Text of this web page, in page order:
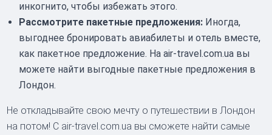
инкогнито, чтобы избежать этого.
Рассмотрите пакетные предложения: Иногда,
выгоднее бронировать авиабилеты и отель вместе,
как пакетное предложение. На air-travel.com.ua вы
можете найти выгодные пакетные предложения в
Лондон.
Не откладывайте свою мечту о путешествии в Лондон
на потом! С air-travel.com.ua вы сможете найти самые